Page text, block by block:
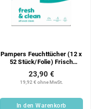
Pampers Feuchttücher (12 x
52 Stück/Folie) Frisch
Sauber
19,92 € ohne MwSt.
23,90 €
In den Warenkorb